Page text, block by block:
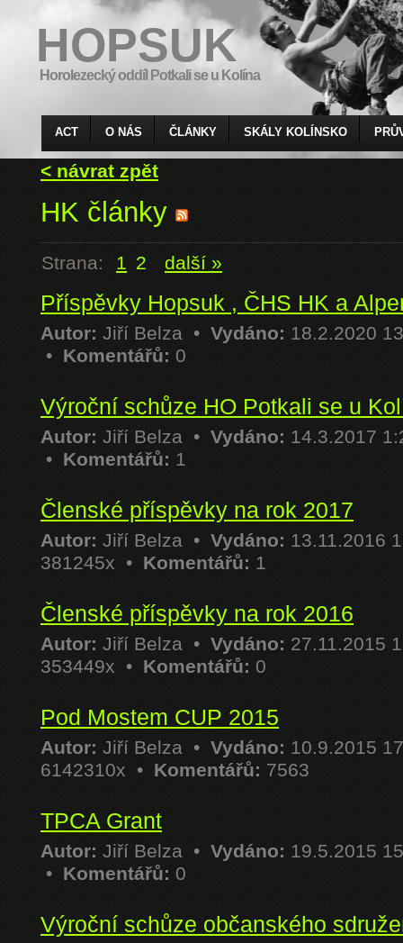
HOPSUK
Horolezecký oddíl Potkali se u Kolína
ACT O NÁS ČLÁNKY SKÁLY KOLÍNSKO
< návrat zpět
HK články
Strana: 1 2 další »
Příspěvky Hopsuk , ČHS HK a
Autor: Jiří Belza• Vydáno: 18.2.2020
• Komentářů: 0
Výroční schůze HO Potkali se u
Autor: Jiří Belza• Vydáno: 14.3.2017
• Komentářů: 1
Členské příspěvky na rok 2017
Autor: Jiří Belza• Vydáno: 13.11.2016
381245x • Komentářů: 1
Členské příspěvky na rok 2016
Autor: Jiří Belza • Vydáno: 27.11.2015
353449x • Komentářů: 0
Pod Mostem CUP 2015
Autor: Jiří Belza • Vydáno: 10.9.2015
6142310x • Komentářů: 7563
TPCA Grant
Autor: Jiří Belza • Vydáno: 19.5.2015
• Komentářů: 0
Výroční schůze občanského